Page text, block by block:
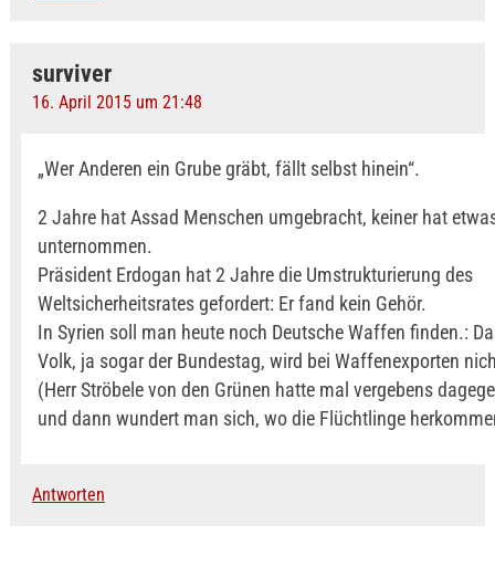
surviver
16. April 2015 um 21:48
„Wer Anderen ein Grube gräbt, fällt selbst hinein“.
2 Jahre hat Assad Menschen umgebracht, keiner hat
unternommen.
Präsident Erdogan hat 2 Jahre die Umstrukturierung des
Weltsicherheitsrates gefordert: Er fand kein Gehör.
In Syrien soll man heute noch Deutsche Waffen finden.:
Volk, ja sogar der Bundestag, wird bei Waffenexporten
(Herr Ströbele von den Grünen hatte mal vergebens
und dann wundert man sich, wo die Flüchtlinge
Antworten